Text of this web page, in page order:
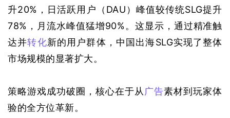
升20%，日活跃用户 （DAU） 峰值较传统SLG提升
78%，月流水峰值猛增90%。这显示，通过精准触
达并转化新的用户群体，中国出海SLG实现了整体
市场规模的显著扩大。
策略游戏成功破圈，核心在于从广告素材到玩家体
验的全方位革新。